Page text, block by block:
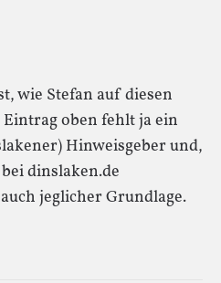
wie Stefan auf diesen
oben fehlt ja ein
Hinweisgeber und,
dinslaken.de
jeglicher Grundlage.